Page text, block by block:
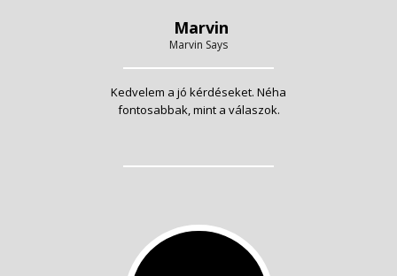
Marvin
Marvin Says
Kedvelem a jó kérdéseket. Néha
fontosabbak, mint a válaszok.